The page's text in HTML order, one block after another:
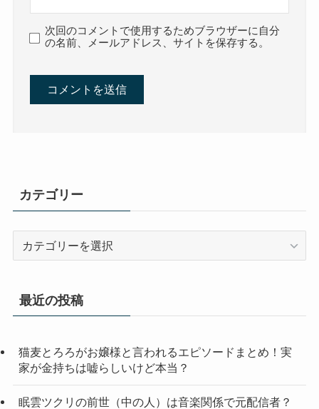
次回のコメントで使用するためブラウザーに自分
の名前、メールアドレス、サイトを保存する。
カテゴリー
リ
ー
最近の投稿
猫麦とろろがお嬢様と言われるエピソードまとめ！実
家が金持ちは嘘らしいけど本当？
眠雲ツクリの前世（中の人）は音楽関係で元配信者？